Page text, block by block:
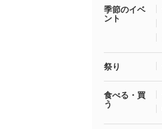
季節のイベ
ント
祭り
食べる・買
う